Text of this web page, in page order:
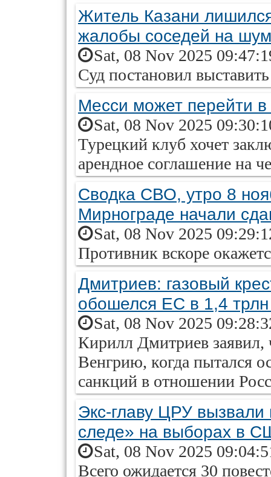
Житель Казани
жалобы соседей на шум
Sat, 08 Nov 2025
Суд постановил
Месси может перейти в
Sat, 08 Nov 2025
Турецкий клуб хочет
арендное соглашение на
Сводка СВО, утро 8
Мирнограде начали
Sat, 08 Nov 2025
Противник вскоре
Дмитриев: газовый
обошелся ЕС в 1,4
Sat, 08 Nov 2025
Кирилл Дмитриев
Венгрию, когда пытался
санкций в отношении
Экс-главу ЦРУ вызвали
следе» на выборах в
Sat, 08 Nov 2025
Всего ожидается 30